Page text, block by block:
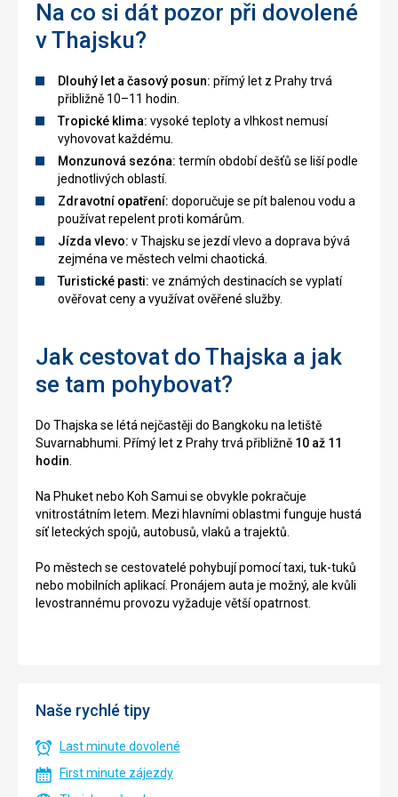
Na co si dát pozor při dovolené
v Thajsku?
Dlouhý let a časový posun: přímý let z Prahy trvá
přibližně 10–11 hodin.
Tropické klima: vysoké teploty a vlhkost nemusí
vyhovovat každému.
Monzunová sezóna: termín období dešťů se liší podle
jednotlivých oblastí.
Zdravotní opatření: doporučuje se pít balenou vodu a
používat repelent proti komárům.
Jízda vlevo: v Thajsku se jezdí vlevo a doprava bývá
zejména ve městech velmi chaotická.
Turistické pasti: ve známých destinacích se vyplatí
ověřovat ceny a využívat ověřené služby.
Jak cestovat do Thajska a jak
se tam pohybovat?
Do Thajska se létá nejčastěji do Bangkoku na letiště
Suvarnabhumi. Přímý let z Prahy trvá přibližně 10 až 11
hodin
Na Phuket nebo Koh Samui se obvykle pokračuje
vnitrostátním letem. Mezi hlavními oblastmi funguje hustá
síť leteckých spojů, autobusů, vlaků a trajektů.
Po městech se cestovatelé pohybují pomocí taxi, tuk-tuků
nebo mobilních aplikací. Pronájem auta je možný, ale kvůli
levostrannému provozu vyžaduje větší opatrnost.
Naše rychlé tipy
Last minute dovolené
First minute zájezdy